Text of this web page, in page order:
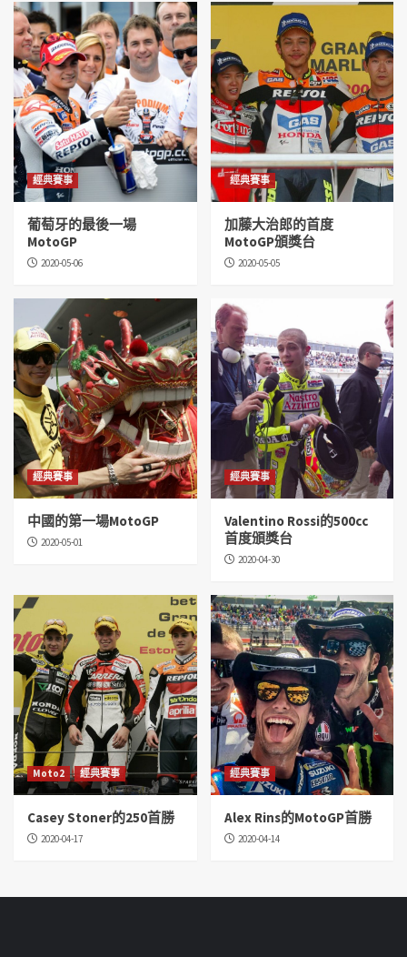
經典賽事
葡萄牙的最後一場
MotoGP
2020-05-06
經典賽事
加藤大治郎的首度
MotoGP頒獎台
2020-05-05
經典賽事
中國的第一場MotoGP
2020-05-01
經典賽事
Valentino Rossi的500cc
首度頒獎台
2020-04-30
Moto2 經典賽事
Casey Stoner的250首勝
2020-04-17
經典賽事
Alex Rins的MotoGP首勝
2020-04-14